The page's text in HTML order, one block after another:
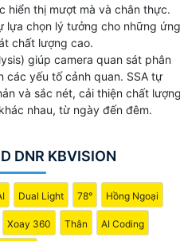
hiển thị mượt mà và chân thực.
lựa chọn lý tưởng cho những ứng
chất lượng cao.
giúp camera quan sát phân
các yếu tố cảnh quan. SSA tự
và sắc nét, cải thiện chất
nhau, từ ngày đến đêm.
DNR KBVISION
Dual Light 78° Hồng Ngoại
Xoay 360 Thân AI Coding